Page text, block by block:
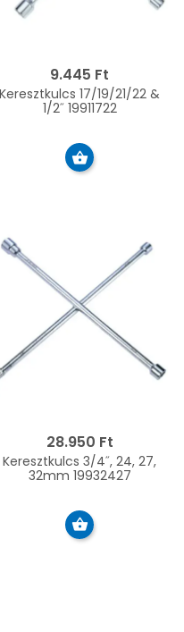
9.445 Ft
Keresztkulcs 17/19/21/22 &
1/2˝ 19911722
28.950 Ft
Keresztkulcs 3/4˝, 24, 27,
32mm 19932427